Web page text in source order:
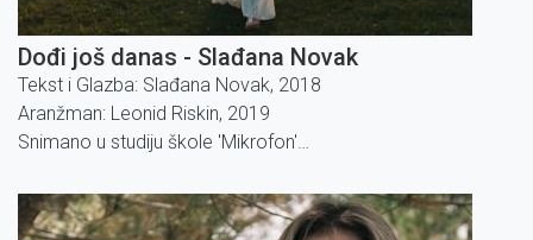
Dođi još danas - Slađana Novak
Tekst i Glazba: Slađana Novak, 2018
Aranžman: Leonid Riskin, 2019
Snimano u studiju škole 'Mikrofon'
Video snimanje i montaža: Lovre Šare
Subtitle in English: Marija Miljković